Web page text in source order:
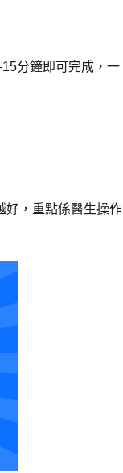
分鐘即可完成，一
，重點係醫生操作